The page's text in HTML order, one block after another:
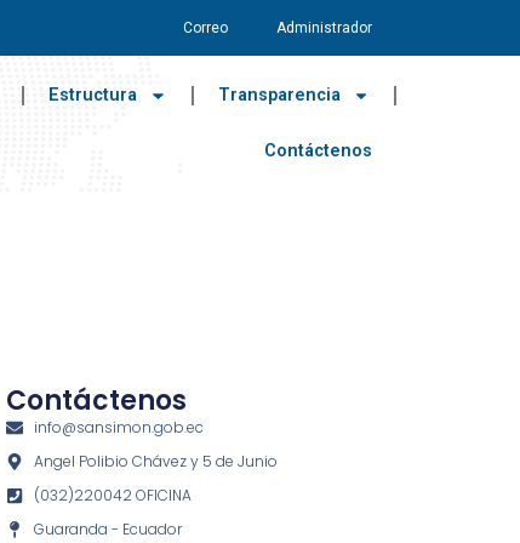
Correo Administrador
Estructura Transparencia
Contáctenos
Contáctenos
info@sansimon.gob.ec
Angel Polibio Chávez y 5 de Junio
(032)220042 OFICINA
Guaranda - Ecuador